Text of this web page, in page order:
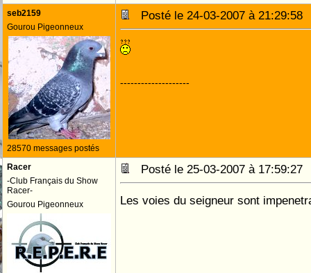
seb2159
Gourou Pigeonneux
28570 messages postés
Posté le 24-03-2007 à
--------------------
Racer
-Club Français du Show
Racer-
Gourou Pigeonneux
Posté le 25-03-2007 à
Les voies du seigneur sont